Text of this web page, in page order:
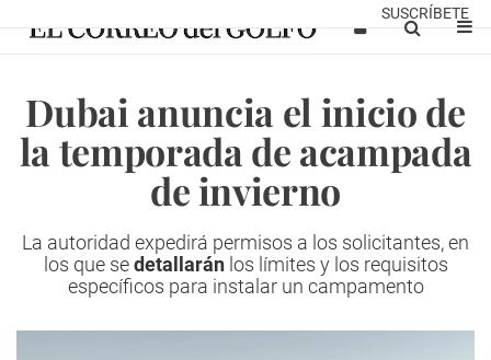
SUSCRÍBETE
Dubai anuncia el inicio de
la temporada de acampada
de invierno
La autoridad expedirá permisos a los solicitantes, en
los que sedetallaránlos límites y los requisitos
específicos para instalar un campamento